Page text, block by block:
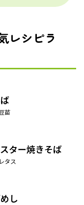
レシピラ
苗
ター焼きそば
タス
し